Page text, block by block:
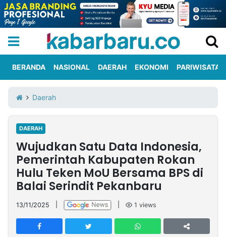
Iklan
Berita
Kami
Nasional
International
Olahraga
Entertainment
Daerah
Pariwisata
Kuliner
Kolom
Network
PT
TREETAN
MULTIMEDIA
BERANDA NASIONAL DAERAH EKONOMI PARIWISATA
Daerah
DAERAH
Wujudkan Satu Data Indonesia,
Pemerintah Kabupaten Rokan
Hulu Teken MoU Bersama BPS di
Balai Serindit Pekanbaru
13/11/2025 1 views